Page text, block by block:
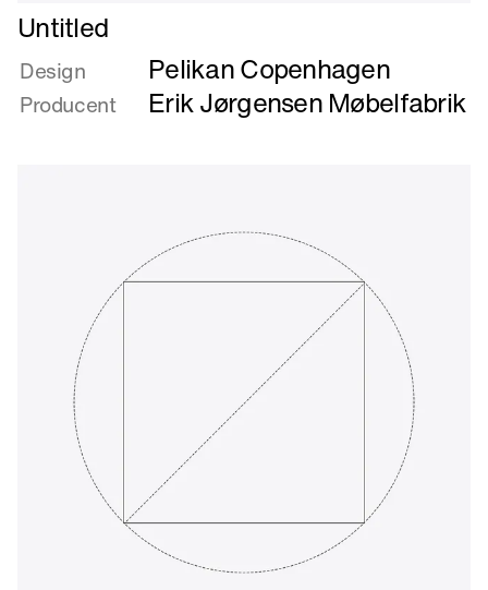
Læs
mere
om
Untitled
Untitled
Design Pelikan Copenhagen
Producent Erik Jørgensen Møbelfabrik